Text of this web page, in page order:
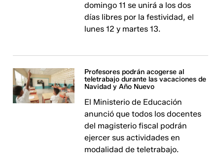
domingo 11 se unirá a los dos
días libres por la festividad, el
lunes 12 y martes 13.
Profesores podrán acogerse al
teletrabajo durante las vacaciones de
Navidad y Año Nuevo
El Ministerio de Educación
anunció que todos los docentes
del magisterio fiscal podrán
ejercer sus actividades en
modalidad de teletrabajo.